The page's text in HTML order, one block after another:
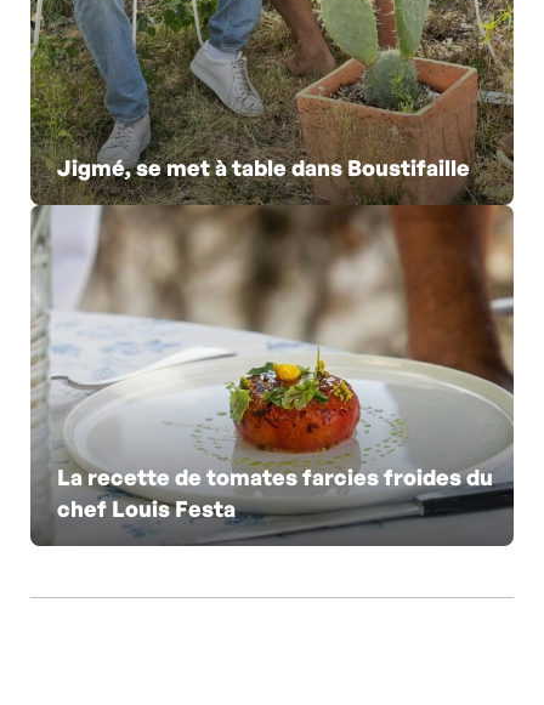
Jigmé, se met à table dans Boustifaille
La recette de tomates farcies froides du
chef Louis Festa